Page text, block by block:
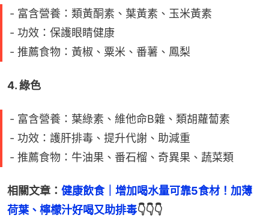
- 富含營養：類黃酮素、葉黃素、玉米黃素
- 功效：保護眼睛健康
- 推薦食物：黃椒、粟米、番薯、鳳梨
4. 綠色
- 富含營養：葉綠素、維他命B雜、類胡蘿蔔素
- 功效：護肝排毒、提升代謝、助減重
- 推薦食物：牛油果、番石榴、奇異果、蔬菜類
相關文章： 健康飲食｜增加喝水量可靠5食材！加薄
荷葉、檸檬汁好喝又助排毒👇👇👇